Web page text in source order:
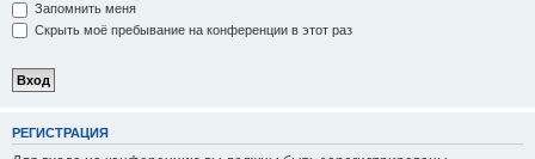
Запомнить меня
Скрыть моё пребывание на конференции в этот раз
РЕГИСТРАЦИЯ